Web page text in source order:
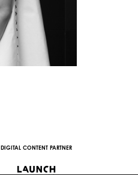
DIGITAL CONTENT PARTNER